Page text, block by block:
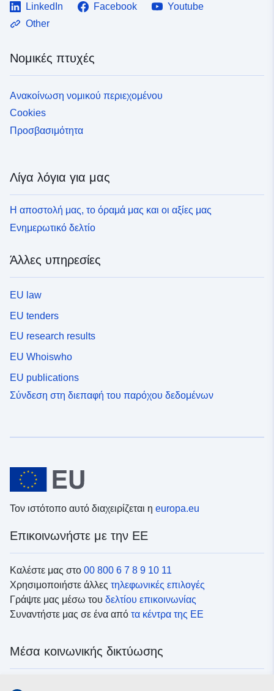
LinkedIn Facebook
Youtube
Other
Νομικές πτυχές
Ανακοίνωση νομικού περιεχομένου
Cookies
Προσβασιμότητα
Λίγα λόγια για μας
Η αποστολή μας, το όραμά μας και οι αξίες μας
Ενημερωτικό δελτίο
Άλλες υπηρεσίες
EU law
EU tenders
EU research results
EU Whoiswho
EU publications
Σύνδεση στη διεπαφή του παρόχου δεδομένων
Τον ιστότοπο αυτό διαχειρίζεται η europa.eu
Επικοινωνήστε με την ΕΕ
Καλέστε μας στο 00 800 6 7 8 9 10 11
Χρησιμοποιήστε άλλες τηλεφωνικές επιλογές
Γράψτε μας μέσω του δελτίου επικοινωνίας
Συναντήστε μας σε ένα από τα κέντρα της ΕΕ
Μέσα κοινωνικής δικτύωσης